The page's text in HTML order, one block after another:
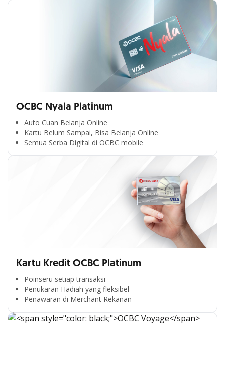
OCBC Nyala Platinum
Auto Cuan Belanja Online
Kartu Belum Sampai, Bisa Belanja Online
Semua Serba Digital di OCBC mobile
Kartu Kredit OCBC Platinum
Poinseru setiap transaksi
Penukaran Hadiah yang fleksibel
Penawaran di Merchant Rekanan